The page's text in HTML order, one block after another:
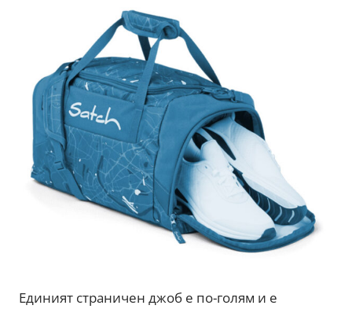
Единият страничен джоб е по-голям и е